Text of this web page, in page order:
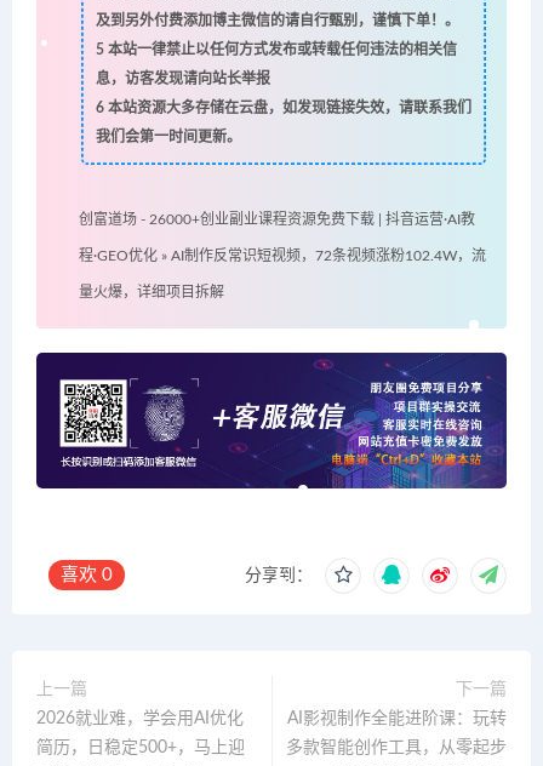
及到另外付费添加博主微信的请自行甄别，谨慎下单！。
5本站一律禁止以任何方式发布或转载任何违法的相关信
息，访客发现请向站长举报
6本站资源大多存储在云盘，如发现链接失效，请联系我们
我们会第一时间更新。
创富道场 - 26000+创业副业课程资源免费下载 | 抖音运营·AI教
程·GEO优化 » AI制作反常识短视频，72条视频涨粉102.4W，流
量火爆，详细项目拆解
喜欢 0 分享到：
上一篇
2026就业难，学会用AI优化
简历，日稳定500+，马上迎
下一篇
AI影视制作全能进阶课：玩转
多款智能创作工具，从零起步